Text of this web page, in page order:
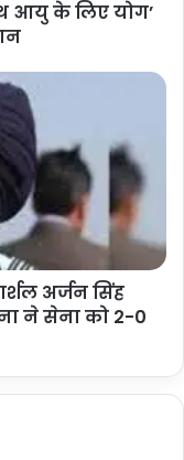
आयु के लिए योग’
अर्जन सिंह
ने सेना को 2-0